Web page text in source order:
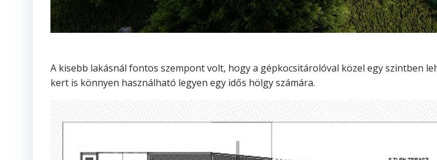
A kisebb lakásnál fontos szempont volt, hogy a gépkocsitárolóval közel egy szintben
kert is könnyen használható legyen egy idős hölgy számára.